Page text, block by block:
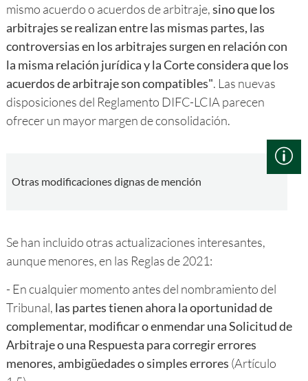
mismo acuerdo o acuerdos de arbitraje,sino que los
arbitrajes se realizan entre las mismas partes, las
controversias en los arbitrajes surgen en relación con
la misma relación jurídica y la Corte considera que los
acuerdos de arbitraje son compatibles". Las nuevas
disposiciones del Reglamento DIFC-LCIA parecen
ofrecer un mayor margen de consolidación.
Otras modificaciones dignas de mención
Se han incluido otras actualizaciones interesantes,
aunque menores, en las Reglas de 2021:
- En cualquier momento antes del nombramiento del
Tribunal, las partes tienen ahora la oportunidad de
complementar, modificar o enmendar una Solicitud de
Arbitraje o una Respuesta para corregir errores
menores, ambigüedades o simples errores (Artículo